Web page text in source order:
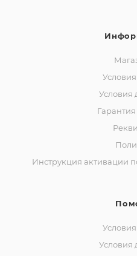
Условия
Инструкция активации
Условия